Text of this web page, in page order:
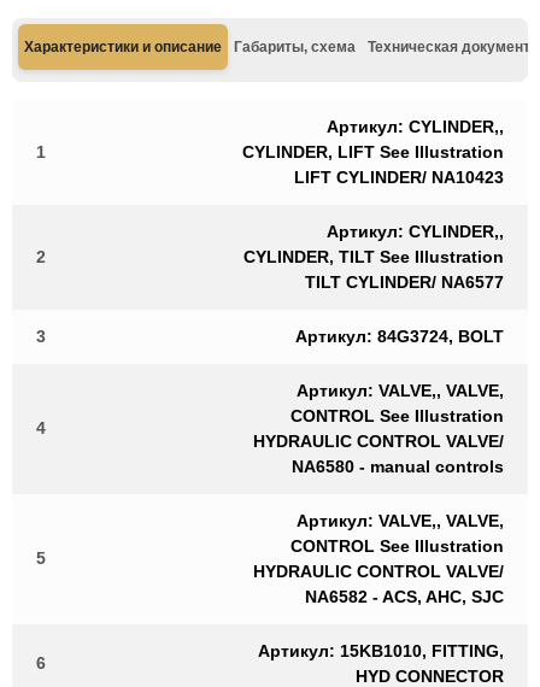
Характеристики и описание Габариты, схема Техническая
1
Артикул: CYLINDER,,
CYLINDER, LIFT See Illustration
LIFT CYLINDER/ NA10423
2
Артикул: CYLINDER,,
CYLINDER, TILT See Illustration
TILT CYLINDER/ NA6577
3 Артикул: 84G3724, BOLT
4
Артикул: VALVE,, VALVE,
CONTROL See Illustration
HYDRAULIC CONTROL VALVE/
NA6580 - manual controls
5
Артикул: VALVE,, VALVE,
CONTROL See Illustration
HYDRAULIC CONTROL VALVE/
NA6582 - ACS, AHC, SJC
6
Артикул: 15KB1010, FITTING,
HYD CONNECTOR